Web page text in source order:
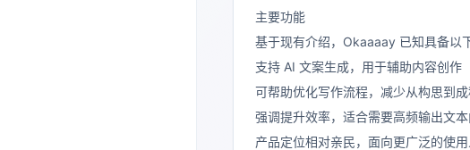
主要功能
基于现有介绍，Okaaaay 已知具备以
支持 AI 文案生成，用于辅助内容创作
可帮助优化写作流程，减少从构思到
强调提升效率，适合需要高频输出文
产品定位相对亲民，面向更广泛的使